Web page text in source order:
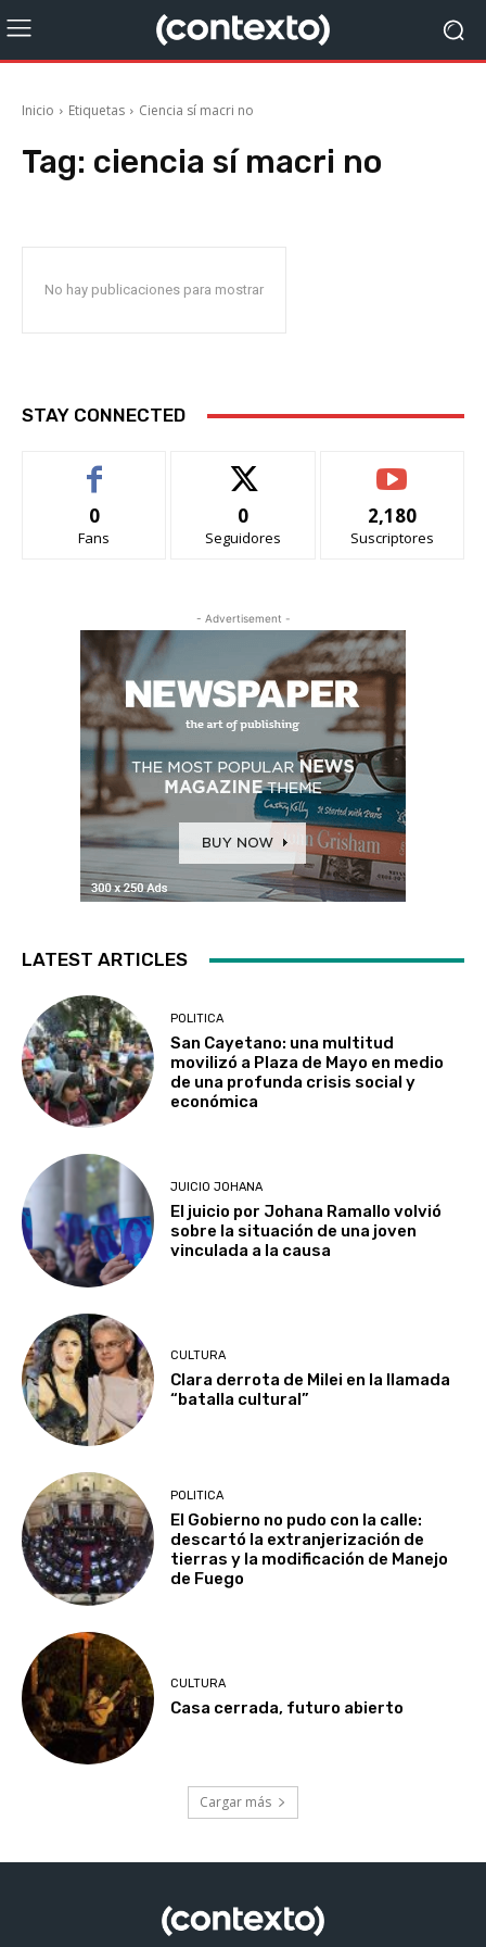
Inicio Etiquetas Ciencia sí macri no
Tag: ciencia sí macri no
No hay publicaciones para mostrar
STAY CONNECTED
0
Fans
0
Seguidores
2,180
Suscriptores
- Advertisement -
LATEST ARTICLES
POLITICA
San Cayetano: una multitud
movilizó a Plaza de Mayo en medio
de una profunda crisis social y
económica
JUICIO JOHANA
El juicio por Johana Ramallo volvió
sobre la situación de una joven
vinculada a la causa
CULTURA
Clara derrota de Milei en la llamada
“batalla cultural”
POLITICA
El Gobierno no pudo con la calle:
descartó la extranjerización de
tierras y la modificación de Manejo
de Fuego
CULTURA
Casa cerrada, futuro abierto
Cargar más